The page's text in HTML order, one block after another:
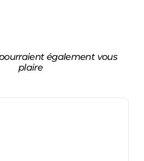
également vous
plaire